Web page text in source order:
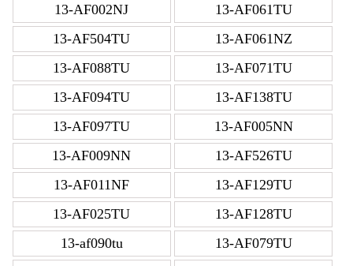
13-AF002NJ
13-AF061TU
13-AF504TU
13-AF061NZ
13-AF088TU
13-AF071TU
13-AF094TU
13-AF138TU
13-AF097TU
13-AF005NN
13-AF009NN
13-AF526TU
13-AF011NF
13-AF129TU
13-AF025TU
13-AF128TU
13-af090tu
13-AF079TU